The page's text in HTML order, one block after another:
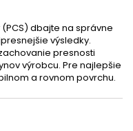
dbajte na správne
výsledky.
presnosti
výrobcu. Pre najlepšie
a rovnom povrchu.